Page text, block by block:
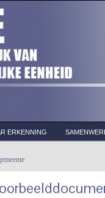
ERKENNING